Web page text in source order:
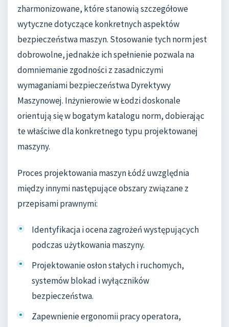
zharmonizowane, które stanowią szczegółowe
wytyczne dotyczące konkretnych aspektów
bezpieczeństwa maszyn. Stosowanie tych norm jest
dobrowolne, jednakże ich spełnienie pozwala na
domniemanie zgodności z zasadniczymi
wymaganiami bezpieczeństwa Dyrektywy
Maszynowej. Inżynierowie w Łodzi doskonale
orientują się w bogatym katalogu norm, dobierając
te właściwe dla konkretnego typu projektowanej
maszyny.
Proces projektowania maszyn Łódź uwzględnia
między innymi następujące obszary związane z
przepisami prawnymi:
Identyfikacja i ocena zagrożeń występujących
podczas użytkowania maszyny.
Projektowanie osłon stałych i ruchomych,
systemów blokad i wyłączników
bezpieczeństwa.
Zapewnienie ergonomii pracy operatora,